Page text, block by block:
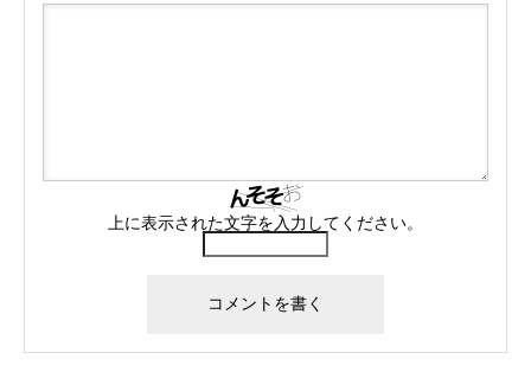
上に表示された文字を入力してください。